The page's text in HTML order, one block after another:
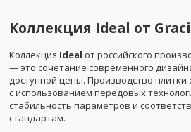
Коллекция Ideal от
Коллекция Ideal от российского
— это сочетание современного
доступной цены. Производство плитки
с использованием передовых
стабильность параметров и
стандартам.